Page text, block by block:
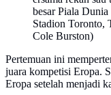
besar Piala
Stadion Toronto,
Cole Burston)
Pertemuan ini
juara kompetisi Eropa.
Eropa setelah menjadi